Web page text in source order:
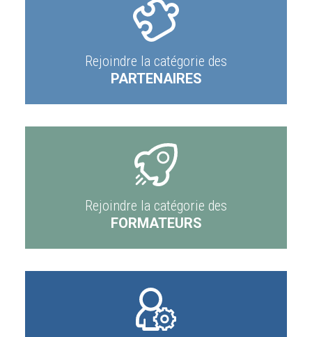
Rejoindre la catégorie des
PARTENAIRES
Rejoindre la catégorie des
FORMATEURS